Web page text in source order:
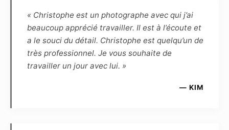
prestations est fixée à zéro euro. Cette
rémunération est définitive, et le Modèle
reconnaît être entièrement rempli de son droit
et renonce en conséquence à toute demande
ultérieure de rémunération complémentaire.
« Christophe est un photographe avec qui j’ai
beaucoup apprécié travailler. Il est à l’écoute et
a le souci du détail. Christophe est quelqu’un de
très professionnel. Je vous souhaite de
travailler un jour avec lui. »
— KIM